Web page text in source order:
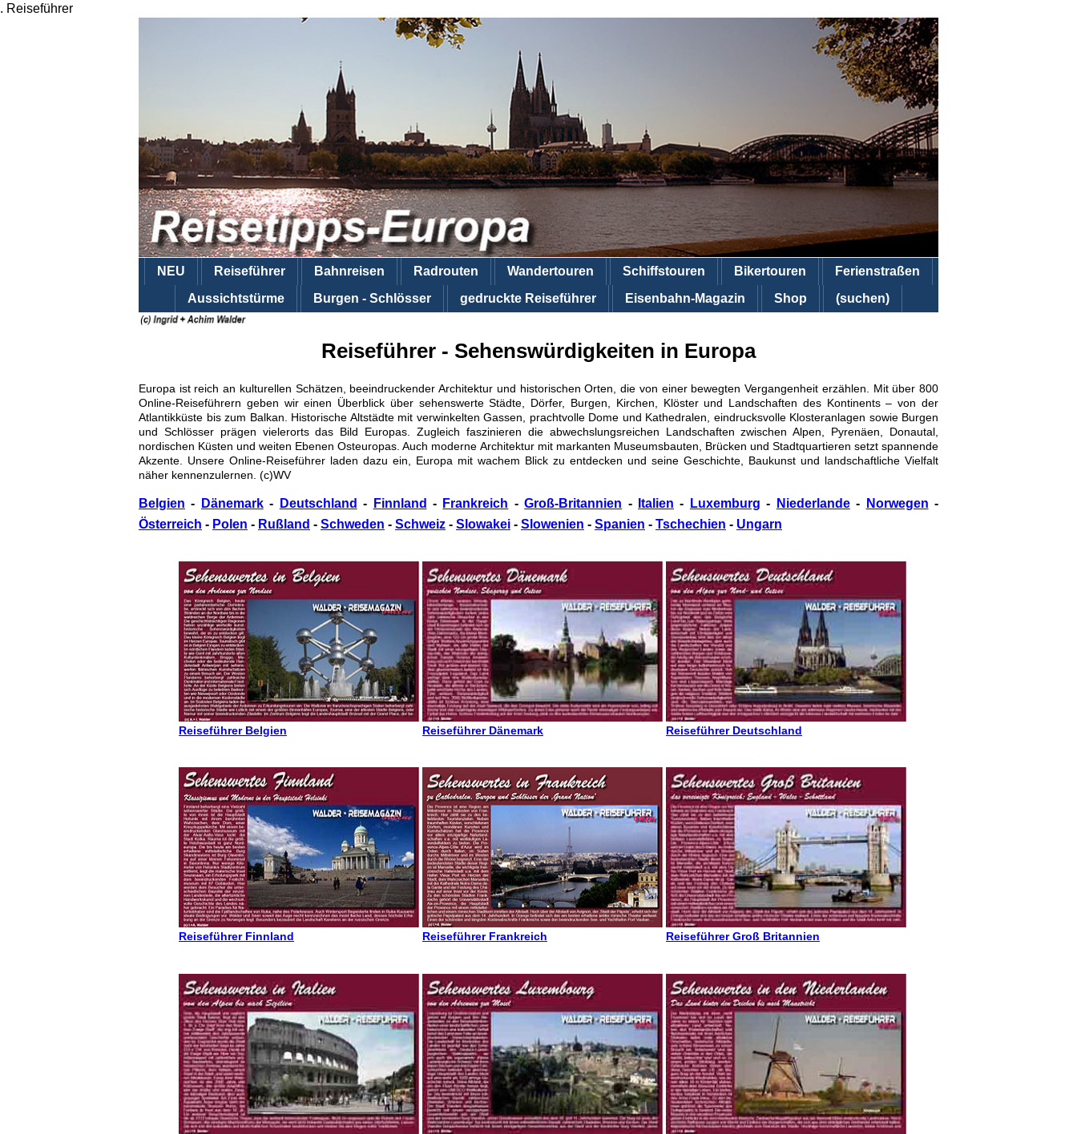
. Reiseführer
NEU Reiseführer Bahnreisen Radrouten Wandertouren Schiffstouren Bikertouren
Ferienstraßen
Aussichtstürme
Burgen - Schlösser gedruckte Reiseführer Eisenbahn-Magazin Shop (suchen)
Reiseführer - Sehenswürdigkeiten in Europa
Europa ist reich an kulturellen Schätzen, beeindruckender Architektur und historischen Orten, die von einer bewegten Vergangenheit erzählen. Mit über 800
Online-Reiseführern geben wir einen Überblick über sehenswerte Städte, Dörfer, Burgen, Kirchen, Klöster und Landschaften des Kontinents – von der
Atlantikküste bis zum Balkan. Historische Altstädte mit verwinkelten Gassen, prachtvolle Dome und Kathedralen, eindrucksvolle Klosteranlagen sowie Burgen
und Schlösser prägen vielerorts das Bild Europas. Zugleich faszinieren die abwechslungsreichen Landschaften zwischen Alpen, Pyrenäen, Donautal,
nordischen Küsten und weiten Ebenen Osteuropas. Auch moderne Architektur mit markanten Museumsbauten, Brücken und Stadtquartieren setzt spannende
Akzente. Unsere Online-Reiseführer laden dazu ein, Europa mit wachem Blick zu entdecken und seine Geschichte, Baukunst und landschaftliche Vielfalt
näher kennenzulernen. (c)WV
Belgien - Dänemark- Deutschland - Finnland - Frankreich -Groß-Britannien - Italien - Luxemburg - Niederlande- Norwegen -
Österreich - Polen - Rußland - Schweden - Schweiz - Slowakei - Slowenien - Spanien - Tschechien - Ungarn
Reiseführer Belgien Reiseführer Dänemark Reiseführer Deutschland
Reiseführer Finnland Reiseführer Frankreich Reiseführer Groß Britannien